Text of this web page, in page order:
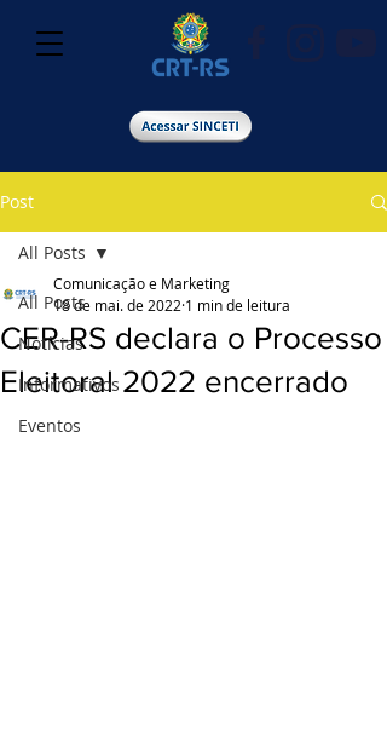
Post
All Posts
Notícias
Informativos
Eventos
All Posts
CER-RS declara o Processo
Eleitoral 2022 encerrado
Comunicação e Marketing
18 de mai. de 2022 1 min de leitura